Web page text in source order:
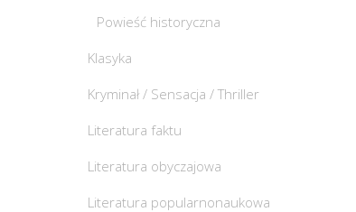
Powieść historyczna
Klasyka
Kryminał / Sensacja / Thriller
Literatura faktu
Literatura obyczajowa
Literatura popularnonaukowa